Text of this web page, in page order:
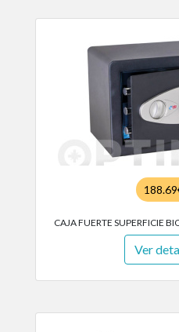
CAJA FUERTE SUPERFICIE
Ver